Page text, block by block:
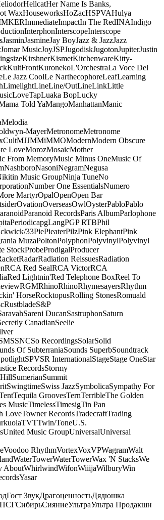
HellcatHer Name Is Banks,
WaxHouseworksHoZacHSPVAHulya
ImmediateImpactIn The RedINAIndigo
InterphonInterscopeInterscope
JasminJasmineJay BoyJazz & JazzJazz
Jomar MusicJoyJSPJugodiskJugotonJupiterJustin
KirshnerKismetKitchenwareKitty-
KultFrontKuronekoL'OrchestraLa Voce Del
Le Jazz CoolLe NarthecophoreLeafLearning
LimelightLineLine/OutLineLinkLittle
LoveTapLuaka BopLucky
Told YaMangoManhattanManic
Melodia
MayerMetronomeMetronome
MJJMMiMMOModernModern Obscure
LoveMorozMosaicMother
From MemoryMusic Minus OneMusic Of
NashboroNasoniNegramNegusa
Music GroupNinja TuneNo
Number One EssentialsNumero
MartyrOpalOpenOpen Bar
OvationOverseasOwlOysterPabloPablo
Paranoid RecordsParis AlbumParlophone
PeriodicapgLangPGP RTBPhil
33PiePieaterPilzPink ElephantPink
MuzaPoltonPolyphonPolyvinylPolyvinyl
StockProbeProdigalProducer
RadarRadiation ReissuesRadiation
RCA Red SealRCA VictorRCA
Red Lightnin'Red Telephone BoxReel To
RGMRhinoRhinoRhymesayersRhythm
HorseRocktopusRolling StonesRomuald
RustbladeS&P
Sareni DucanSastruphonSaturn
CanadianSeelie
SNCSo RecordingsSolarSolid
Of SubterraniaSounds SuperbSoundtrack
SPVSR InternationalStageStage OneStar
RecordsStormy
SumerianSummit
SwingtimeSwiss JazzSymbolicaSympathy For
Tequila GroovesTernTerribleThe Golden
MusicTimelessTimesigTin Pan
LoveTowner RecordsTradecraftTrading
TVTTwin/ToneU.S.
United Music GroupUniversalUniversal
Voodoo RhythmVortexVoxVPWagramWalt
WaterTowerWaterTowerWax 'N StacksWe
AboutWhirlwindWifonWiiijaWilburyWin
Yasar
Гост ЗвукДрагоценностьДядюшка
ПСГСибирьСияниеУльтраУльтра Продакшн